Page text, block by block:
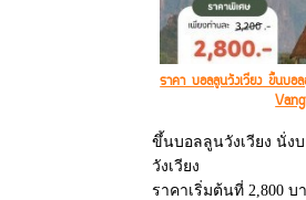
ราคา บอลลูนวังเวียง ขึ้นบ
ขึ้นบอลลูนวังเวียง นั่ง
วังเวียง
ราคาเริ่มต้นที่ 2,800 บ